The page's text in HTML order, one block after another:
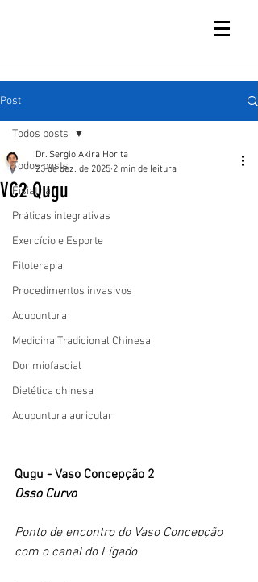
Post
Todos posts
Fisiatria
Práticas integrativas
Exercício e Esporte
Fitoterapia
Procedimentos invasivos
Acupuntura
Medicina Tradicional Chinesa
Dor miofascial
Dietética chinesa
Acupuntura auricular
Todos posts
VC2 Qugu
Dr. Sergio Akira Horita
23 de dez. de 2025 2 min de leitura
Qugu - Vaso Concepção 2
Osso Curvo
Ponto de encontro do Vaso Concepção
com o canal do Fígado